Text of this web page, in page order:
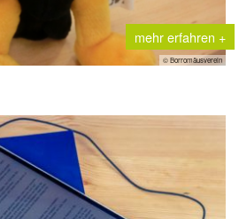
mehr erfahren +
© Borromäusverein